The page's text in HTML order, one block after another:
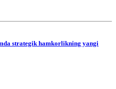
strategik hamkorlikning yangi